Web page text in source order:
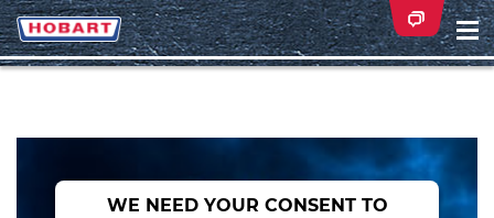
WE NEED YOUR CONSENT TO